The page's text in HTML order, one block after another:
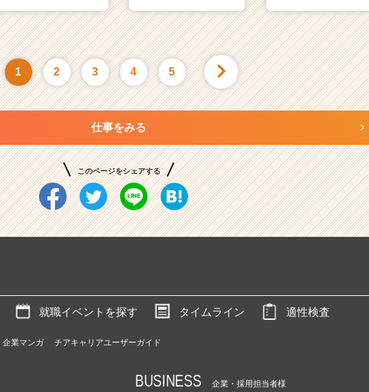
1 2 3 4 5
仕事をみる
このページをシェアする
就職イベントを探す タイムライン 適性検査
企業マンガ チアキャリアユーザーガイド
BUSINESS 企業・採用担当者様